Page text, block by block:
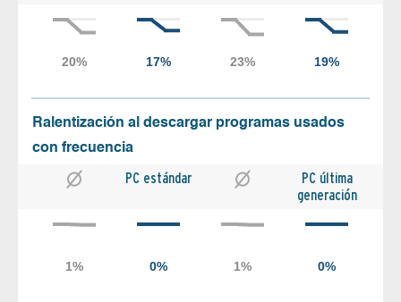
Ralentización al descargar programas usados
con frecuencia
PC estándar
PC última
generación